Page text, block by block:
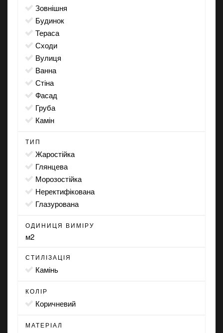
зовнішня
будинок
тераса
сходи
вулиця
ванна
стіна
фасад
груба
камін
ТИП
жаростійка
глянцева
морозостійка
неректифікована
глазурована
ОДИНИЦЯ ВИМІРУ
м2
СТИЛІЗАЦІЯ
камінь
КОЛІР
коричневий
МАТЕРІАЛ